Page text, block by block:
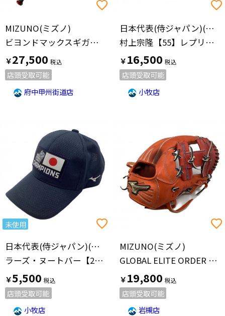
MIZUNO(ミズノ)
ビヨンドマックスギガキング
￥27,500
店頭受取可能
府中甲州街道店
日本代表(侍ジャパン)(ニホンダイヒョウ(サムライジャパン))
村上宗隆【55】レプリカ 日本代表(侍ジャパン)
￥16,500
店頭受取可能
小牧店
未使用
日本代表(侍ジャパン)(ニホンダイヒョウ(サムライジャパン))
ラーズ・ヌートバー【23】2023年WBC優勝記念キャップ 日本代表(侍ジャパン)
￥5,500
店頭受取可能
小牧店
MIZUNO(ミズノ)
GLOBAL ELITE ORDER 耕作印 グローバルエリート オーダー
￥19,800
店頭受取可能
岩槻店